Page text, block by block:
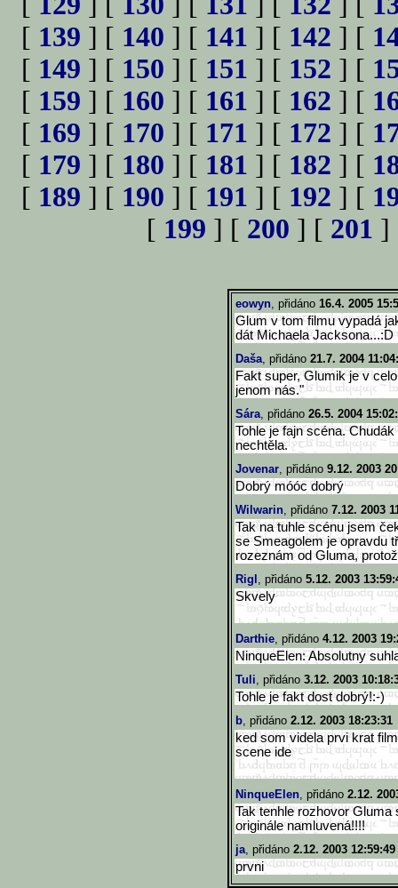
[ 139 ] [ 140 ] [ 141 ] [ 142 ] [
[ 149 ] [ 150 ] [ 151 ] [ 152 ] [
[ 159 ] [ 160 ] [ 161 ] [ 162 ] [
[ 169 ] [ 170 ] [ 171 ] [ 172 ] [
[ 179 ] [ 180 ] [ 181 ] [ 182 ] [
[ 189 ] [ 190 ] [ 191 ] [ 192 ] [
[ 199 ] [ 200 ] [ 201 ]
eowyn, přidáno 16.4. 2005
Glum v tom filmu vypadá
dát Michaela Jacksona...:D
Daša, přidáno 21.7. 2004
Fakt super, Glumik je v
jenom nás."
Sára, přidáno 26.5. 2004
Tohle je fajn scéna.
nechtěla.
Jovenar, přidáno 9.12. 2003
Dobrý móóc dobrý
Wilwarin, přidáno 7.12. 2003
Tak na tuhle scénu jsem
se Smeagolem je opravdu
rozeznám od Gluma,
Rigl , přidáno 5.12. 2003
Skvely
Darthie, přidáno 4.12. 2003
NinqueElen: Absolutny
Tuli, přidáno 3.12. 2003
Tohle je fakt dost dobrý!:-)
b, přidáno 2.12. 2003 18:23:31
ked som videla prvi krat
scene ide
NinqueElen, přidáno 2.12.
Tak tenhle rozhovor
originále namluvená!!!!
ja, přidáno 2.12. 2003 12:59:49
prvni